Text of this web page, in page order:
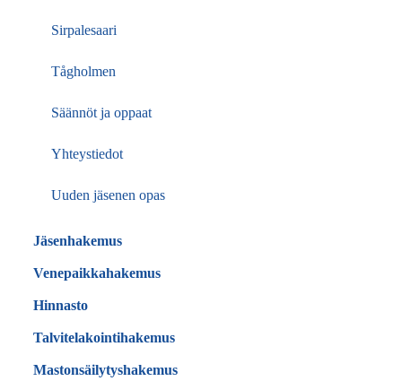
Sirpalesaari
Tågholmen
Säännöt ja oppaat
Yhteystiedot
Uuden jäsenen opas
Jäsenhakemus
Venepaikkahakemus
Hinnasto
Talvitelakointihakemus
Mastonsäilytyshakemus